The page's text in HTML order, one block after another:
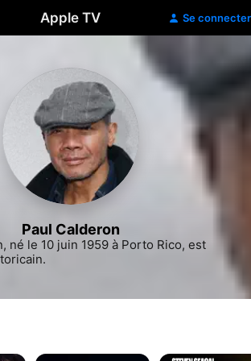
Apple TV Se connecter
Paul Calderon
né le 10 juin 1959 à Porto Rico, est